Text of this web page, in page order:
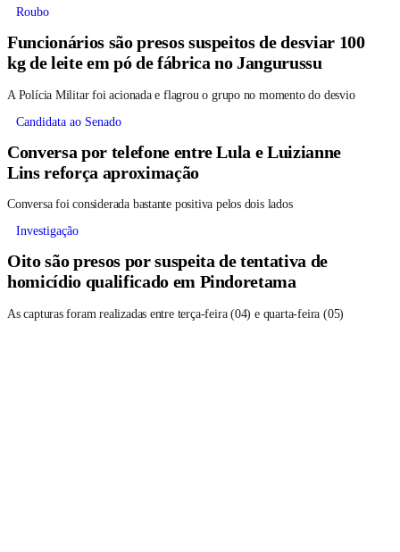
Roubo
Funcionários são presos suspeitos de desviar 100
kg de leite em pó de fábrica no Jangurussu
A Polícia Militar foi acionada e flagrou o grupo no momento do desvio
Candidata ao Senado
Conversa por telefone entre Lula e Luizianne
Lins reforça aproximação
Conversa foi considerada bastante positiva pelos dois lados
Investigação
Oito são presos por suspeita de tentativa de
homicídio qualificado em Pindoretama
As capturas foram realizadas entre terça-feira (04) e quarta-feira (05)